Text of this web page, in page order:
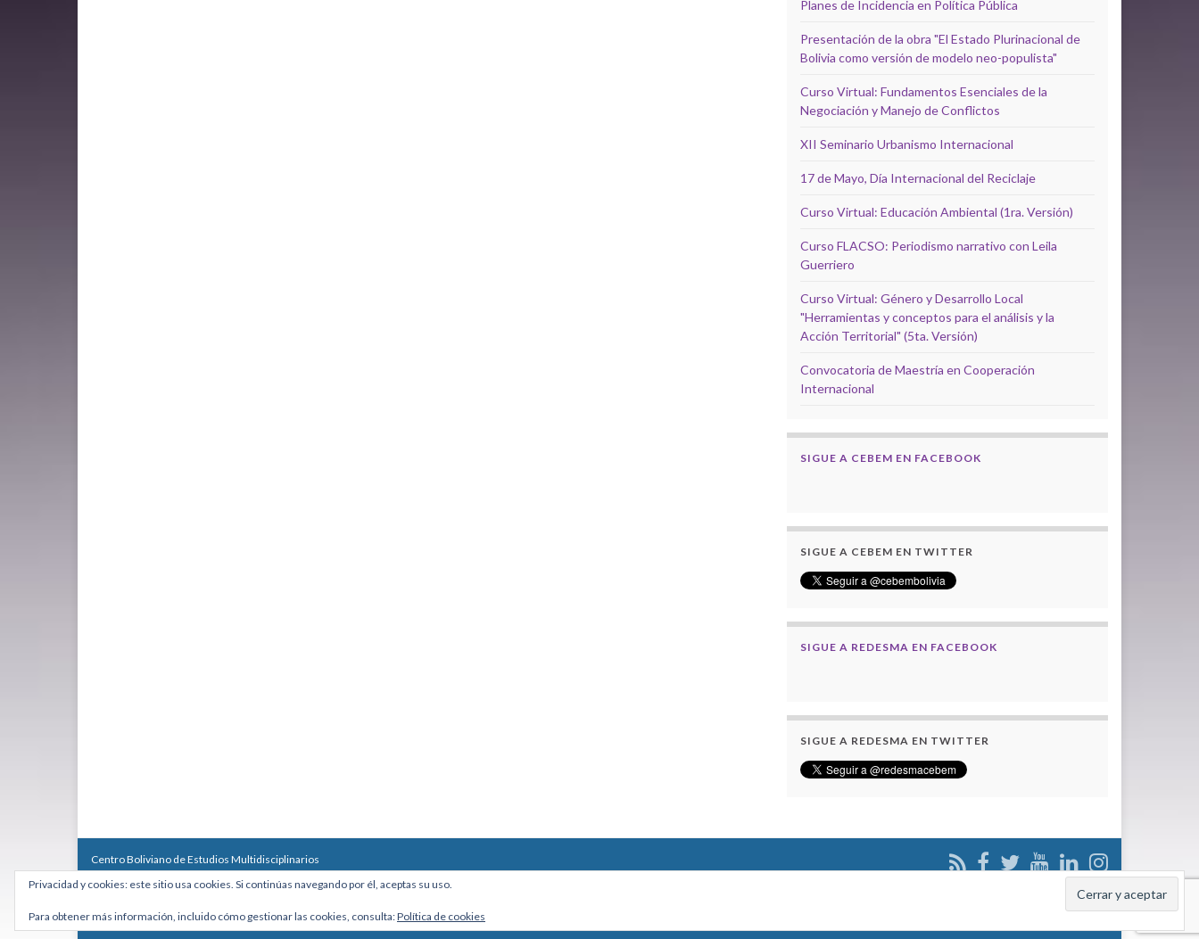
Planes de Incidencia en Política Pública
Presentación de la obra "El Estado Plurinacional de
Bolivia como versión de modelo neo-populista"
Curso Virtual: Fundamentos Esenciales de la
Negociación y Manejo de Conflictos
XII Seminario Urbanismo Internacional
17 de Mayo, Día Internacional del Reciclaje
Curso Virtual: Educación Ambiental (1ra. Versión)
Curso FLACSO: Periodismo narrativo con Leila
Guerriero
Curso Virtual: Género y Desarrollo Local
"Herramientas y conceptos para el análisis y la
Acción Territorial" (5ta. Versión)
Convocatoria de Maestría en Cooperación
Internacional
SIGUE A CEBEM EN FACEBOOK
SIGUE A CEBEM EN TWITTER
SIGUE A REDESMA EN FACEBOOK
SIGUE A REDESMA EN TWITTER
Centro Boliviano de Estudios Multidisciplinarios
Calle Macario Pinilla # 2588 esq. Av. Arce, Edificio Arcadia, Mezzanine, Of. 101 - La Paz, Bolivia
Teléfono: +591 2431818 - Celular: +591 73027636
Hecho con
por Graphene Themes.
Privacidad y cookies: este sitio usa cookies. Si continúas navegando por él, aceptas su uso.
Para obtener más información, incluido cómo gestionar las cookies, consulta:Política de cookies